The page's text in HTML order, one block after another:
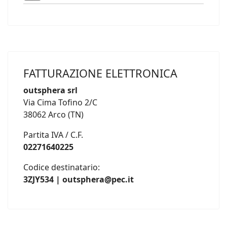
FATTURAZIONE ELETTRONICA
outsphera srl
Via Cima Tofino 2/C
38062 Arco (TN)
Partita IVA / C.F.
02271640225
Codice destinatario:
3ZJY534 | outsphera@pec.it